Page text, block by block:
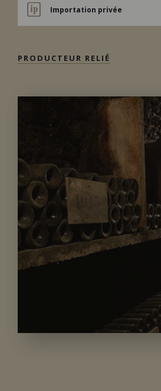
Importation privée
PRODUCTEUR RELIÉ